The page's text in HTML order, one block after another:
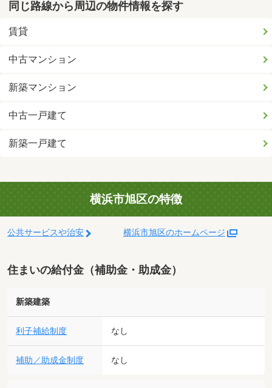
同じ路線から周辺の物件情報を探す
賃貸
中古マンション
新築マンション
中古一戸建て
新築一戸建て
横浜市旭区の特徴
公共サービスや治安 横浜市旭区のホームページ
住まいの給付金（補助金・助成金）
新築建築
利子補給制度 なし
補助／助成金制度 なし